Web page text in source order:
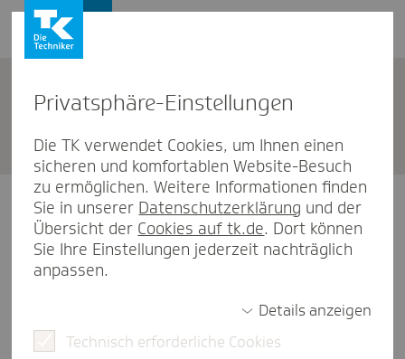
Bewer­bungsportal
Anmeldung Bewerbungsportal
E-Mail-Adresse (Benutzername)
Passwort vergessen
Privat­sphäre-Einstel­lungen
Die TK verwendet Cookies, um Ihnen einen
sicheren und komfortablen Website-Besuch
zu ermöglichen. Weitere Informationen finden
Sie in unserer Datenschutzerklärung und der
Übersicht der Cookies auf tk.de. Dort können
Sie Ihre Einstellungen jederzeit nachträglich
anpassen.
Details anzeigen
Technisch erforderliche Cookies